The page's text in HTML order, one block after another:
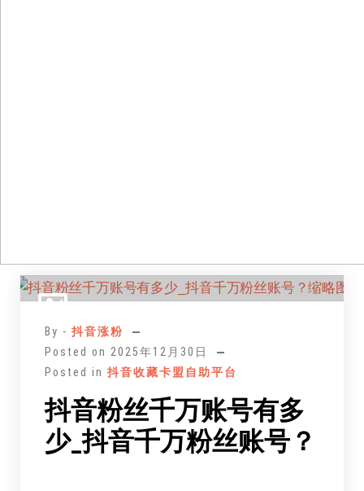
By - 抖音涨粉
Posted on 2025年12月30日
Posted in 抖音收藏卡盟自助平台
抖音粉丝千万账号有多
少_抖音千万粉丝账号？